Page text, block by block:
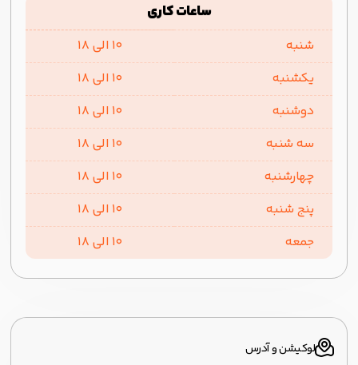
ساعات کاری
شنبه
10 الی 18
یکشنبه
10 الی 18
دوشنبه
10 الی 18
سه شنبه
10 الی 18
چهارشنبه
10 الی 18
پنج شنبه
10 الی 18
جمعه
10 الی 18
لوکیشن و آدرس